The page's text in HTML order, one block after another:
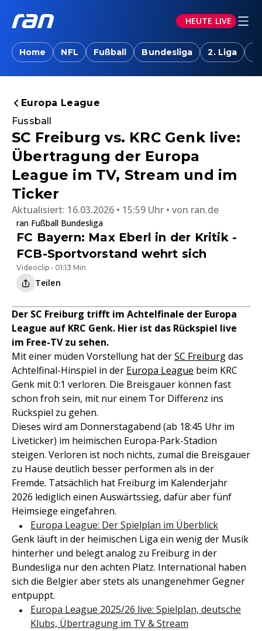
HEUTE LIVE
Home NFL Fußball Bundesliga 2. Liga
Europa League
Fussball
SC Freiburg vs. KRC Genk live:
Übertragung der Europa
League im TV, Stream und im
Ticker
Aktualisiert: 16.03.2026 • 15:59 Uhr von ran.de
ran Fußball Bundesliga
FC Bayern: Max Eberl in der Kritik -
FCB-Sportvorstand wehrt sich
Videoclip • 01:13 Min
Teilen
Der SC Freiburg trifft im Achtelfinale der Europa
League auf KRC Genk. Hier ist das Rückspiel live
im Free-TV zu sehen.
Mit einer müden Vorstellung hat derSC Freiburgdas
Achtelfinal-Hinspiel in der Europa League beim KRC
Genk mit 0:1 verloren. Die Breisgauer können fast
schon froh sein, mit nur einem Tor Differenz ins
Rückspiel zu gehen.
Dieses wird am Donnerstagabend (ab 18:45 Uhr im
Liveticker) im heimischen Europa-Park-Stadion
steigen. Verloren ist noch nichts, zumal die Breisgauer
zu Hause deutlich besser performen als in der
Fremde. Tatsächlich hat Freiburg im Kalenderjahr
2026 lediglich einen Auswärtssieg, dafür aber fünf
Heimsiege eingefahren.
Europa League: Der Spielplan im Überblick
Genk läuft in der heimischen Liga ein wenig der Musik
hinterher und belegt analog zu Freiburg in der
Bundesliga nur den achten Platz. International haben
sich die Belgier aber stets als unangenehmer Gegner
entpuppt.
Europa League 2025/26 live: Spielplan, deutsche
Klubs, Übertragung im TV & Stream